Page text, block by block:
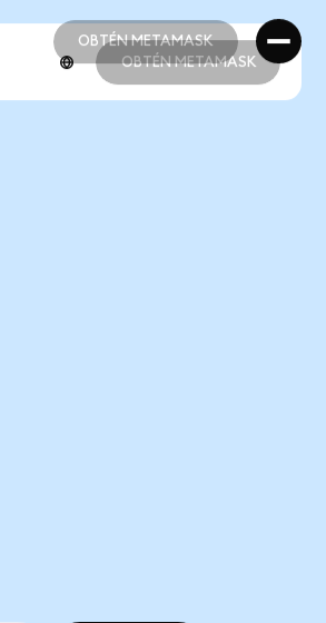
OBTÉN METAMASK
OBTÉN METAMASK
OBTÉN METAMASK